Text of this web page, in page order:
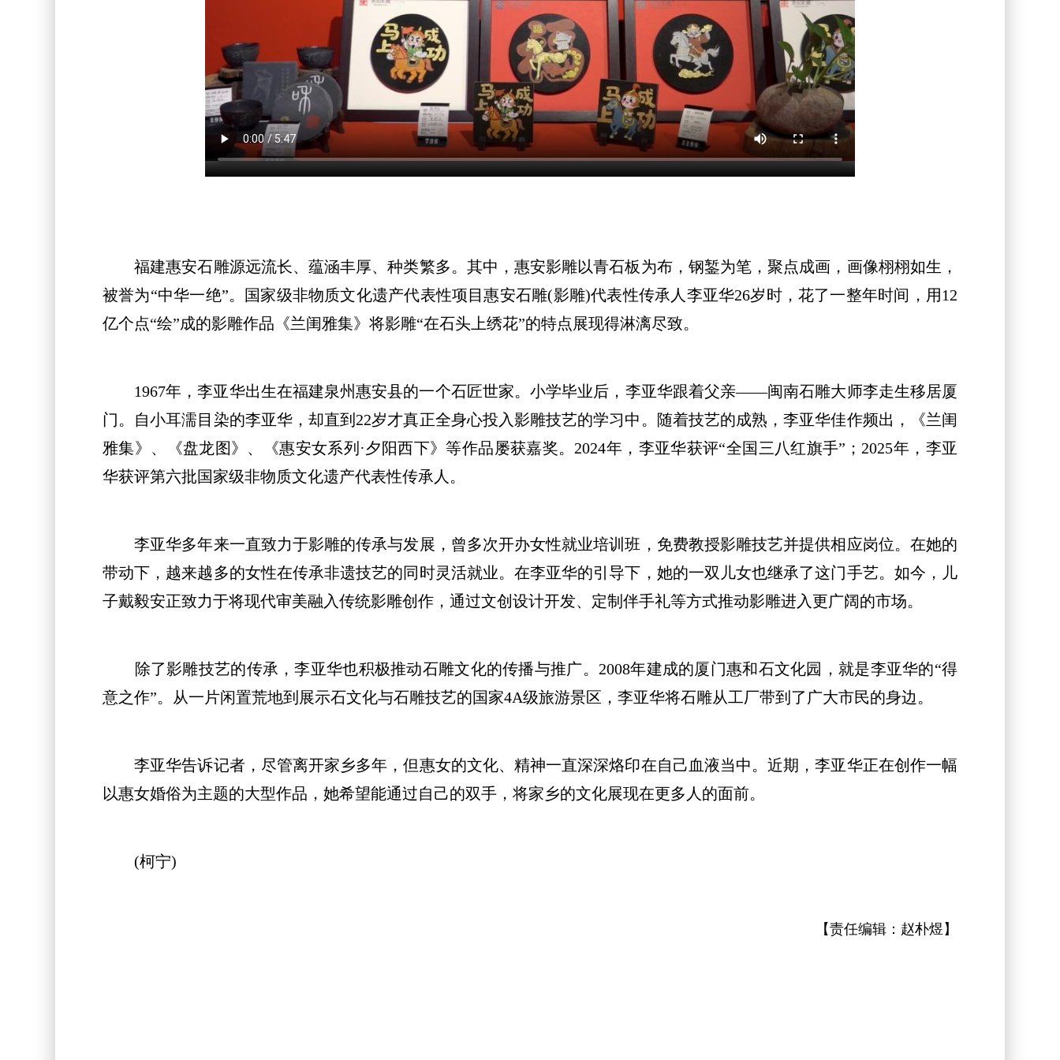
福建惠安石雕源远流长、蕴涵丰厚、种类繁多。其中，惠安影雕以青石板为布，钢錾为笔，聚点成画，画像栩栩如生，
被誉为“中华一绝”。国家级非物质文化遗产代表性项目惠安石雕(影雕)代表性传承人李亚华26岁时，花了一整年时间，用12
亿个点“绘”成的影雕作品《兰闺雅集》将影雕“在石头上绣花”的特点展现得淋漓尽致。
1967年，李亚华出生在福建泉州惠安县的一个石匠世家。小学毕业后，李亚华跟着父亲——闽南石雕大师李走生移居厦
门。自小耳濡目染的李亚华，却直到22岁才真正全身心投入影雕技艺的学习中。随着技艺的成熟，李亚华佳作频出，《兰闺
雅集》、《盘龙图》、《惠安女系列·夕阳西下》等作品屡获嘉奖。2024年，李亚华获评“全国三八红旗手”；2025年，李亚
华获评第六批国家级非物质文化遗产代表性传承人。
李亚华多年来一直致力于影雕的传承与发展，曾多次开办女性就业培训班，免费教授影雕技艺并提供相应岗位。在她的
带动下，越来越多的女性在传承非遗技艺的同时灵活就业。在李亚华的引导下，她的一双儿女也继承了这门手艺。如今，儿
子戴毅安正致力于将现代审美融入传统影雕创作，通过文创设计开发、定制伴手礼等方式推动影雕进入更广阔的市场。
除了影雕技艺的传承，李亚华也积极推动石雕文化的传播与推广。2008年建成的厦门惠和石文化园，就是李亚华的“得
意之作”。从一片闲置荒地到展示石文化与石雕技艺的国家4A级旅游景区，李亚华将石雕从工厂带到了广大市民的身边。
李亚华告诉记者，尽管离开家乡多年，但惠女的文化、精神一直深深烙印在自己血液当中。近期，李亚华正在创作一幅
以惠女婚俗为主题的大型作品，她希望能通过自己的双手，将家乡的文化展现在更多人的面前。
(柯宁)
【责任编辑： 赵朴煜 】